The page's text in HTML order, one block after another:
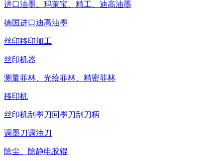
进口油墨、玛莱宝、精工、迪高油墨
德国进口迪高油墨
丝印移印加工
丝印机器
测量菲林、光绘菲林、精密菲林
移印机
丝印机刮墨刀回墨刀刮刀柄
调墨刀调油刀
除尘、除静电胶辊